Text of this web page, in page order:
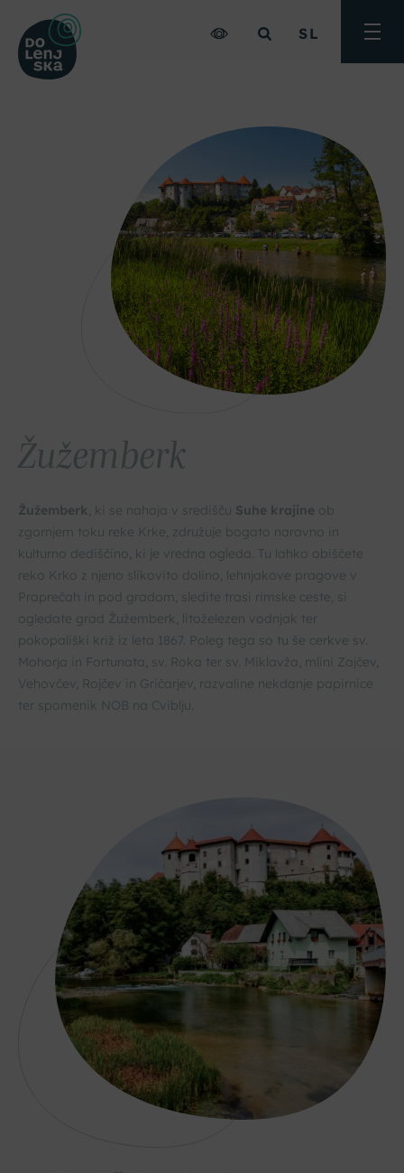
SL
Žužemberk
Žužemberk , ki se nahaja v središču Suhe krajine ob
zgornjem toku reke Krke, združuje bogato naravno in
kulturno dediščino, ki je vredna ogleda. Tu lahko obiščete
reko Krko z njeno slikovito dolino, lehnjakove pragove v
Praprečah in pod gradom, sledite trasi rimske ceste, si
ogledate grad Žužemberk, litoželezen vodnjak ter
pokopališki križ iz leta 1867. Poleg tega so tu še cerkve sv.
Mohorja in Fortunata, sv. Roka ter sv. Miklavža, mlini Zajčev,
Vehovčev, Rojčev in Gričarjev, razvaline nekdanje papirnice
ter spomenik NOB na Cviblju.